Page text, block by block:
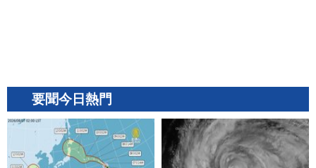
要聞今日熱門